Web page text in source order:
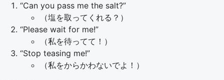
“Can you pass me the salt?”
（塩を取ってくれる？）
“Please wait for me!”
（私を待ってて！）
“Stop teasing me!”
（私をからかわないでよ！）